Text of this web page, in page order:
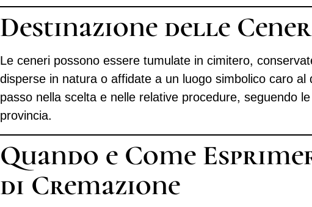
Destinazione delle
Le ceneri possono essere tumulate in cimitero,
disperse in natura o affidate a un luogo simbolico caro
passo nella scelta e nelle relative procedure, seguendo
provincia.
Quando e Come
di Cremazione